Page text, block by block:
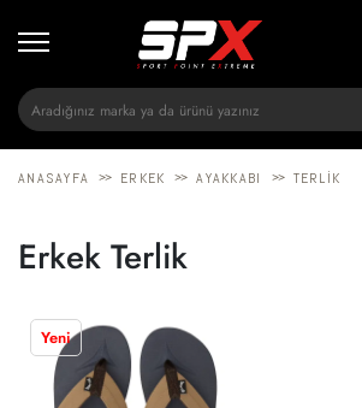
ANASAYFA >> ERKEK >> AYAKKABI >> TERLIK
Erkek Terlik
Yeni